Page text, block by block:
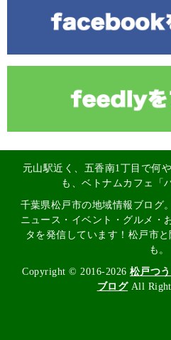
元山駅近く、五香南1丁目で何
も、ベトナムカフェ「
千葉県松戸市の地域情報ブログ
ニュース・イベント・グルメ・
タを発信しています！松戸市
も。
Copyright © 2016-2026 松戸つ
ブログAll